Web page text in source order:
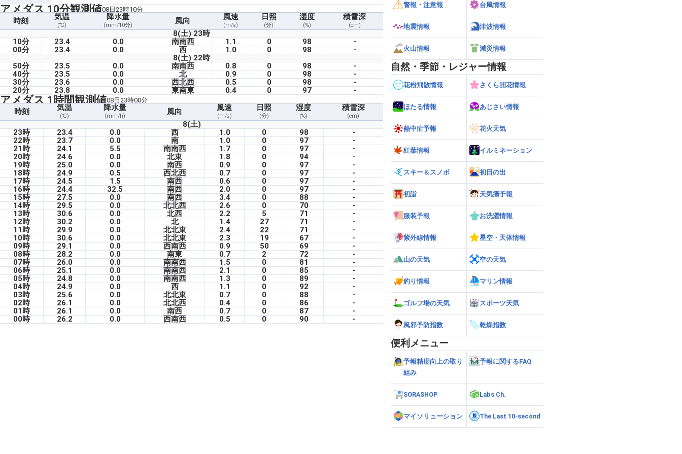
アメダス 10分観測値08日23時10分
時刻 気温
(℃)
降水量
(mm/10分) 風向 風速
(m/s)
日照
(分)
湿度
(%)
積雪深
(cm)
8(土) 23時
10分
23.4 0.0 南南西 1.1 0 98
-
00分
23.4 0.0 西 1.0 0 98
-
8(土) 22時
50分
23.5 0.0 南南西 0.8 0 98
-
40分
23.5 0.0 北 0.9 0 98
-
30分
23.6 0.0 西北西 0.5 0 98
-
20分
23.8 0.0 東南東 0.4 0 97 -
アメダス 1時間観測値08日23時00分
時刻 気温
(℃)
降水量
(mm/h) 風向 風速
(m/s)
日照
(分)
湿度
(%)
積雪深
(cm)
8(土)
23時
23.4 0.0 西 1.0 0 98
-
22時
23.7 0.0 南 1.0 0 97
-
21時
24.1 5.5 南南西 1.7 0 97
-
20時
24.6 0.0 北東 1.8 0 94
-
19時
25.0 0.0 南西 0.9 0 97
-
18時
24.9 0.5 西北西 0.7 0 97
-
17時
24.5 1.5 南西 0.6 0 97
-
16時
24.4 32.5 南西 2.0 0 97
-
15時
27.5 0.0 南西 3.4 0 88
-
14時
29.5 0.0 北北西 2.6 0 70
-
13時
30.6 0.0 北西 2.2 5 71
-
12時
30.2 0.0 北 1.4 27 71
-
11時
29.9 0.0 北北東 2.4 22 71
-
10時
30.6 0.0 北北東 2.3 19 67
-
09時
29.1 0.0 西南西 0.9 50 69
-
08時
28.2 0.0 南東 0.7 2 72
-
07時
26.0 0.0 南南西 1.5 0 81
-
06時
25.1 0.0 南南西 2.1 0 85
-
05時
24.8 0.0 南南西 1.3 0 89
-
04時
24.9 0.0 西 1.1 0 92
-
03時
25.6 0.0 北北東 0.7 0 88
-
02時
26.1 0.0 北北西 0.4 0 86
-
01時
26.1 0.0 南西 0.7 0 87
-
00時
26.2 0.0 西南西 0.5 0 90 -
警報・注意報 台風情報
地震情報 津波情報
火山情報 減災情報
自然・季節・レジャー情報
花粉飛散情報 さくら開花情報
ほたる情報 あじさい情報
熱中症予報 花火天気
紅葉情報 イルミネーション
スキー＆スノボ 初日の出
初詣 天気痛予報
服装予報 お洗濯情報
紫外線情報 星空・天体情報
山の天気 空の天気
釣り情報 マリン情報
ゴルフ場の天気 スポーツ天気
風邪予防指数 乾燥指数
便利メニュー
予報精度向上の取り
組み
予報に関するFAQ
SORASHOP Labs Ch.
マイソリューション The Last 10-second